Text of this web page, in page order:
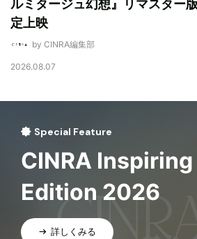
ルミタージュ幻想』リマスター
定上映
by CINRA編集部
2026.08.07
Special Feature
CINRA
Edition 2026
詳しくみる